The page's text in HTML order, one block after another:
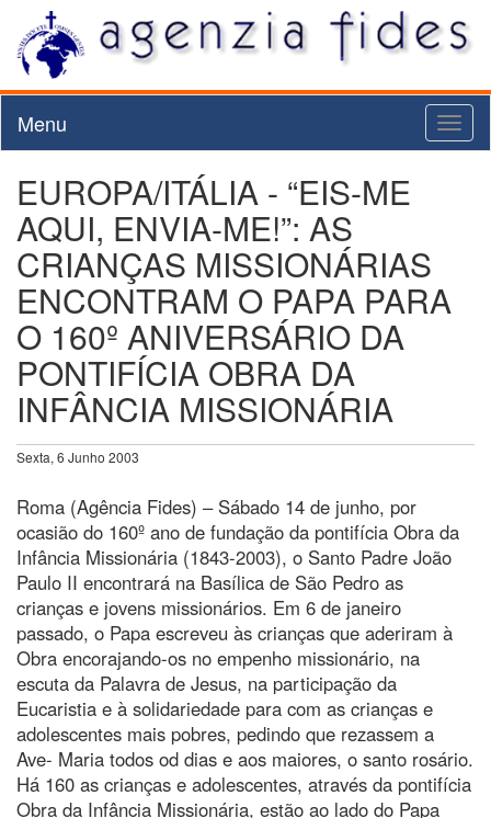
Menu
EUROPA/ITÁLIA - “EIS-ME
AQUI, ENVIA-ME!”: AS
CRIANÇAS MISSIONÁRIAS
ENCONTRAM O PAPA PARA
O 160º ANIVERSÁRIO DA
PONTIFÍCIA OBRA DA
INFÂNCIA MISSIONÁRIA
Sexta, 6 Junho 2003
Roma (Agência Fides) – Sábado 14 de junho, por
ocasião do 160º ano de fundação da pontifícia Obra da
Infância Missionária (1843-2003), o Santo Padre João
Paulo II encontrará na Basílica de São Pedro as
crianças e jovens missionários. Em 6 de janeiro
passado, o Papa escreveu às crianças que aderiram à
Obra encorajando-os no empenho missionário, na
escuta da Palavra de Jesus, na participação da
Eucaristia e à solidariedade para com as crianças e
adolescentes mais pobres, pedindo que rezassem a
Ave- Maria todos od dias e aos maiores, o santo rosário.
Há 160 as crianças e adolescentes, através da pontifícia
Obra da Infância Missionária, estão ao lado do Papa